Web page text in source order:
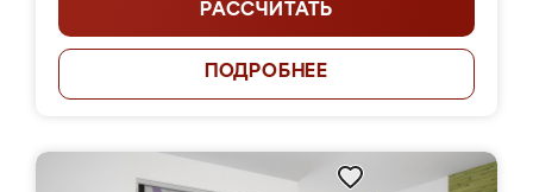
РАССЧИТАТЬ
ПОДРОБНЕЕ